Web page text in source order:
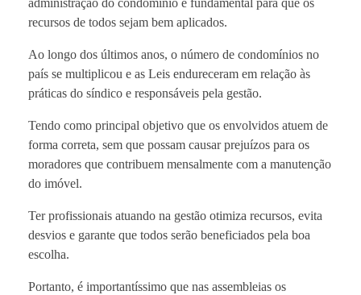
recursos de todos sejam bem aplicados.
Ao longo dos últimos anos, o número de condomínios no
país se multiplicou e as Leis endureceram em relação às
práticas do síndico e responsáveis pela gestão.
Tendo como principal objetivo que os envolvidos atuem de
forma correta, sem que possam causar prejuízos para os
moradores que contribuem mensalmente com a manutenção
do imóvel.
Ter profissionais atuando na gestão otimiza recursos, evita
desvios e garante que todos serão beneficiados pela boa
escolha.
Portanto, é importantíssimo que nas assembleias os